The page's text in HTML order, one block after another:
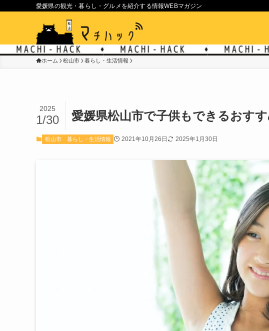
愛媛県の観光・暮らし・グルメを紹介する情報WEBマガジン
ホーム 松山市 暮らし・生活情報
愛媛県松山市で子供もできるおす
2025
1/30
松山市 暮らし・生活情報 2021年10月26日 2025年1月30日